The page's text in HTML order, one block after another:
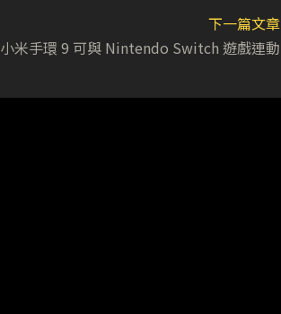
下一篇文章
小米手環 9 可與 Nintendo Switch 遊戲連動